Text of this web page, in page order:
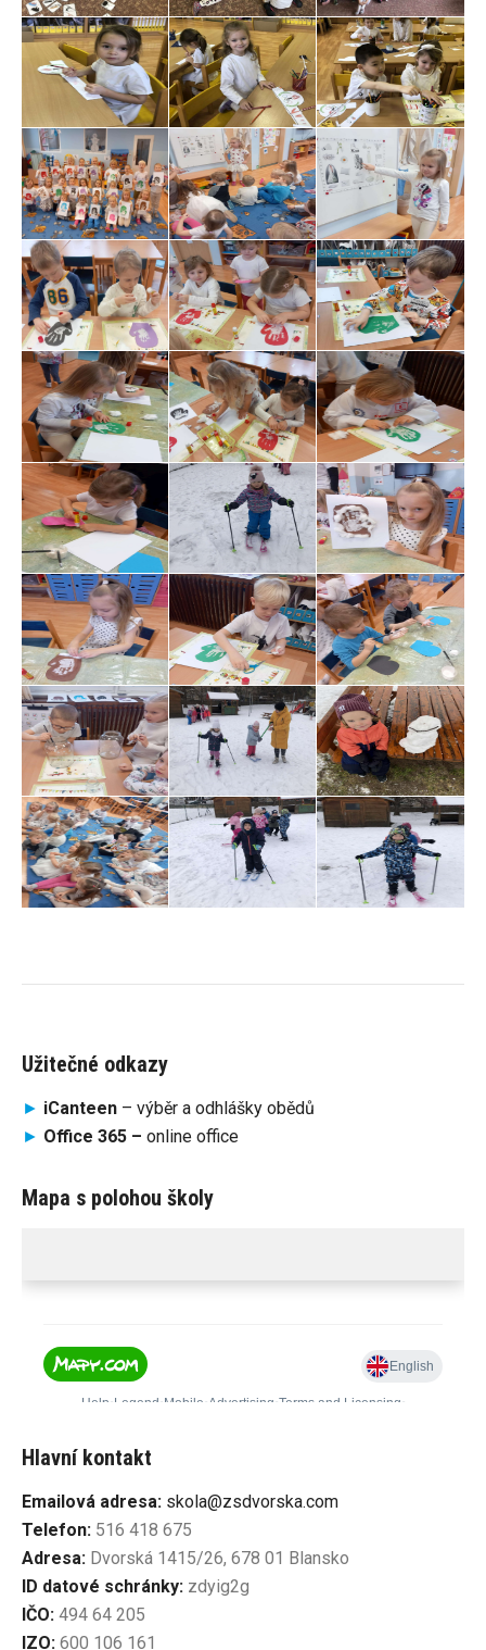
Užitečné odkazy
► iCanteen – výběr a odhlášky obědů
► Office 365 – online office
Mapa s polohou školy
Hlavní kontakt
Emailová adresa: skola@zsdvorska.com
Telefon: 516 418 675
Adresa: Dvorská 1415/26, 678 01 Blansko
ID datové schránky: zdyig2g
IČO: 494 64 205
IZO: 600 106 161